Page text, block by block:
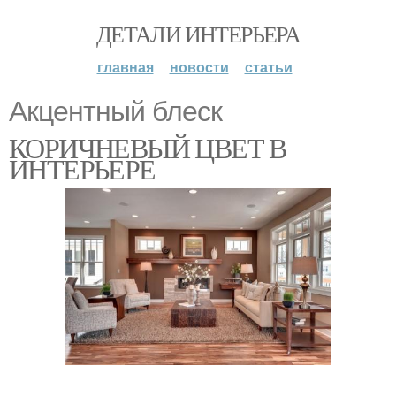
ДЕТАЛИ ИНТЕРЬЕРА
главная новости статьи
Акцентный блеск
КОРИЧНЕВЫЙ ЦВЕТ В
ИНТЕРЬЕРЕ